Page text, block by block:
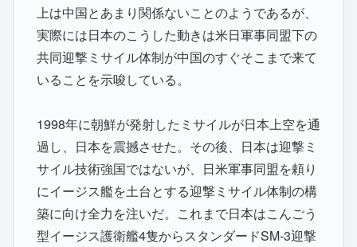
上は中国とあまり関係ないことのようであるが、
実際には日本のこうした動きは米日軍事同盟下の
共同迎撃ミサイル体制が中国のすぐそこまで来て
いることを示唆している。
1998年に朝鮮が発射したミサイルが日本上空を通
過し、日本を震撼させた。その後、日本は迎撃ミ
サイル技術強国ではないが、日米軍事同盟を頼り
にイージス艦を土台とする迎撃ミサイル体制の構
築に向け全力を注いだ。これまで日本はこんごう
型イージス護衛艦4隻からスタンダードSM-3迎撃